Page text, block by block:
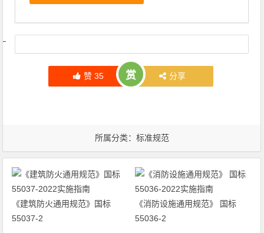
文章导航
赞 35 赏 分享
所属分类： 标准规范
《建筑防火通用规范》国标
55037-2
《消防设施通用规范》 国标
55036-2